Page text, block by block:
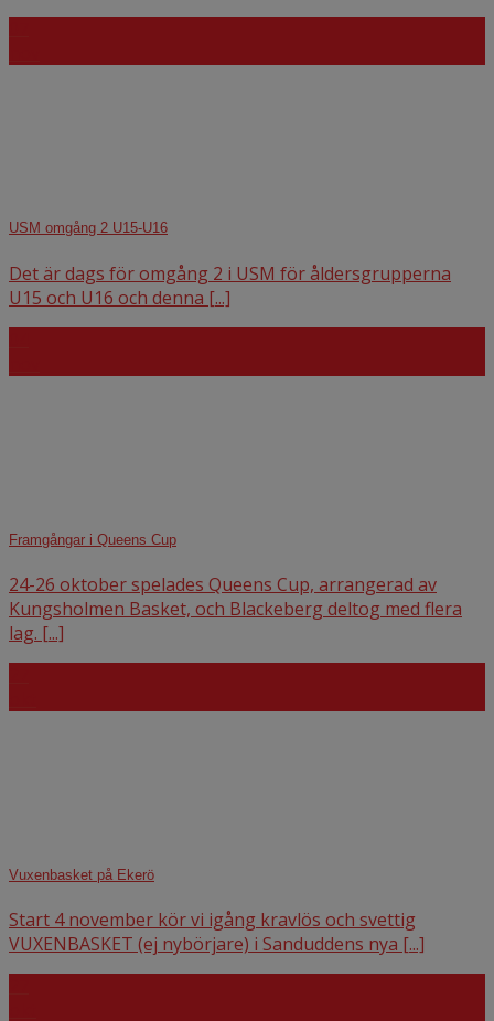
USM omgång 2 U15-U16
Det är dags för omgång 2 i USM för åldersgrupperna
U15 och U16 och denna [...]
Framgångar i Queens Cup
24-26 oktober spelades Queens Cup, arrangerad av
Kungsholmen Basket, och Blackeberg deltog med flera
lag. [...]
Vuxenbasket på Ekerö
Start 4 november kör vi igång kravlös och svettig
VUXENBASKET (ej nybörjare) i Sanduddens nya [...]